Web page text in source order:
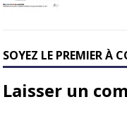
SOYEZ LE PREMIER À
Laisser un